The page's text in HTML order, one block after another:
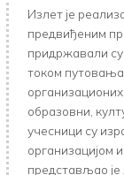
Излет је
предвиђеним
придржавали
током путовања
образовни,
учесници су
организацијом
представљао је